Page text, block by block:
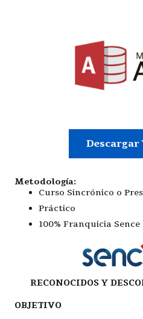
Descargar
Metodología:
Curso Sincrónico o
Práctico
100% Franquicia Sence
RECONOCIDOS Y
OBJETIVO